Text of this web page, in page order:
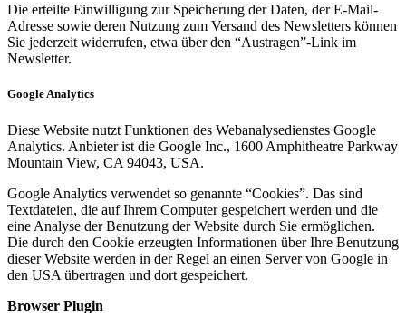
Die erteilte Einwilligung zur Speicherung der Daten, der E-Mail-
Adresse sowie deren Nutzung zum Versand des Newsletters können
Sie jederzeit widerrufen, etwa über den “Austragen”-Link im
Newsletter.
Google Analytics
Diese Website nutzt Funktionen des Webanalysedienstes Google
Analytics. Anbieter ist die Google Inc., 1600 Amphitheatre Parkway
Mountain View, CA 94043, USA.
Google Analytics verwendet so genannte “Cookies”. Das sind
Textdateien, die auf Ihrem Computer gespeichert werden und die
eine Analyse der Benutzung der Website durch Sie ermöglichen.
Die durch den Cookie erzeugten Informationen über Ihre Benutzung
dieser Website werden in der Regel an einen Server von Google in
den USA übertragen und dort gespeichert.
Browser Plugin